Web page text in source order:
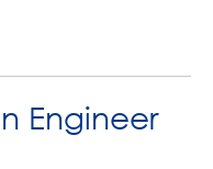
Engineer